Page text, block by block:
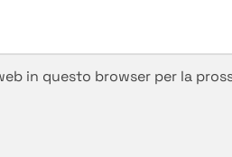
in questo browser per la